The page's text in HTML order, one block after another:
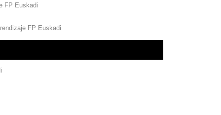
FP Euskadi
FP Euskadi